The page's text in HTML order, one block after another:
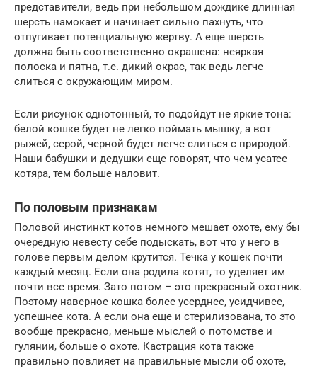
представители, ведь при небольшом дождике длинная
шерсть намокает и начинает сильно пахнуть, что
отпугивает потенциальную жертву. А еще шерсть
должна быть соответственно окрашена: неяркая
полоска и пятна, т.е. дикий окрас, так ведь легче
слиться с окружающим миром.
Если рисунок однотонный, то подойдут не яркие тона:
белой кошке будет не легко поймать мышку, а вот
рыжей, серой, черной будет легче слиться с природой.
Наши бабушки и дедушки еще говорят, что чем усатее
котяра, тем больше наловит.
По половым признакам
Половой инстинкт котов немного мешает охоте, ему бы
очередную невесту себе подыскать, вот что у него в
голове первым делом крутится. Течка у кошек почти
каждый месяц. Если она родила котят, то уделяет им
почти все время. Зато потом – это прекрасный охотник.
Поэтому наверное кошка более усерднее, усидчивее,
успешнее кота. А если она еще и стерилизована, то это
вообще прекрасно, меньше мыслей о потомстве и
гулянии, больше о охоте. Кастрация кота также
правильно повлияет на правильные мысли об охоте,